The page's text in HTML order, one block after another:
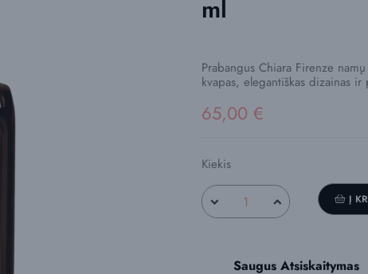
ml
Prabangus Chiara Firenze
kvapas, elegantiškas dizainas
65,00 €
Kiekis
Į
Saugus Atsiskaitymas